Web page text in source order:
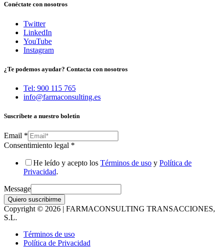
Conéctate con nosotros
Twitter
LinkedIn
YouTube
Instagram
¿Te podemos ayudar? Contacta con nosotros
Tel: 900 115 765
info@farmaconsulting.es
Suscríbete a nuestro boletín
Email *
Consentimiento legal *
He leído y acepto los Términos de uso y Política de
Privacidad.
Message
Quiero suscribirme
Copyright © 2026 | FARMACONSULTING TRANSACCIONES,
S.L.
Términos de uso
Política de Privacidad